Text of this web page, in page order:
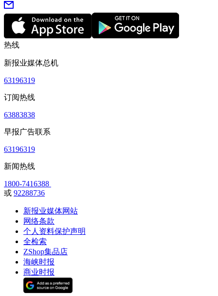
热线
新报业媒体总机
63196319
订阅热线
63883838
早报广告联系
63196319
新闻热线
1800-7416388
或 92288736
新报业媒体网站
网络条款
个人资料保护声明
全检索
ZShop集品店
海峡时报
商业时报